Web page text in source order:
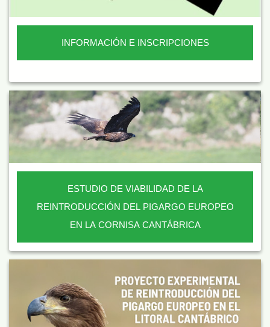
INFORMACIÓN E INSCRIPCIONES
ESTUDIO DE VIABILIDAD DE LA
REINTRODUCCIÓN DEL PIGARGO EUROPEO
EN LA CORNISA CANTÁBRICA